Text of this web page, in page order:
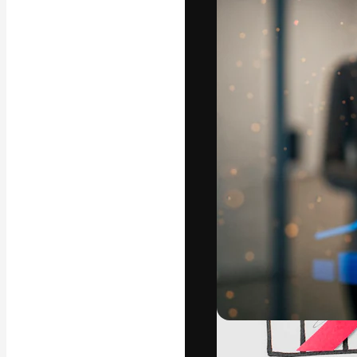
La
migliori lavori.
creativi,
Italiano
Copyright © 2010-